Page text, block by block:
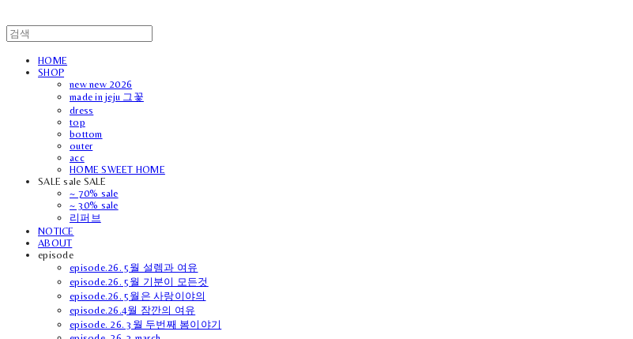
HOME
SHOP
new new 2026
made in jeju 그꽃
dress
top
bottom
outer
acc
HOME SWEET HOME
SALE sale SALE
~ 70% sale
~ 30% sale
리퍼브
NOTICE
ABOUT
episode
episode.26. 5월 설렘과 여유
episode.26. 5월 기분이 모든것
episode.26. 5월은 사랑이야의
episode.26.4월 잠깐의 여유
episode. 26. 3월 두번째 봄이야기